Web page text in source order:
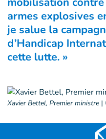
armes explosives
je salue la
d’Handicap
cette lutte. »
Xavier Bettel, Premier ministre |